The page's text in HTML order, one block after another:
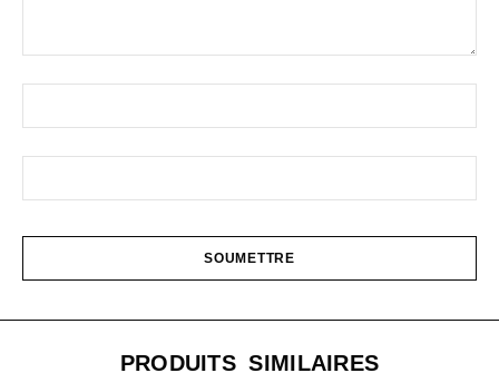
PRODUITS SIMILAIRES